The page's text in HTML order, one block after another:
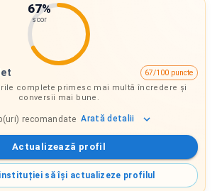
67%
scor
67/100 puncte
complete primesc mai multă încredere și
conversii mai bune.
recomandate Arată detalii
Actualizează profil
să își actualizeze profilul